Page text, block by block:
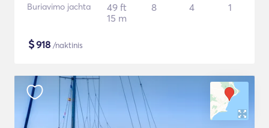
Buriavimo jachta
49 ft
15 m
8 4 1
$918 /naktinis